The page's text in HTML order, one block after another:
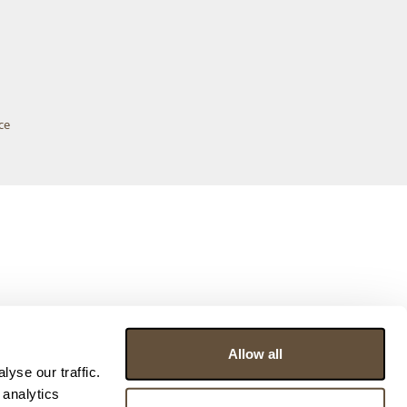
our traffic.
Allow all